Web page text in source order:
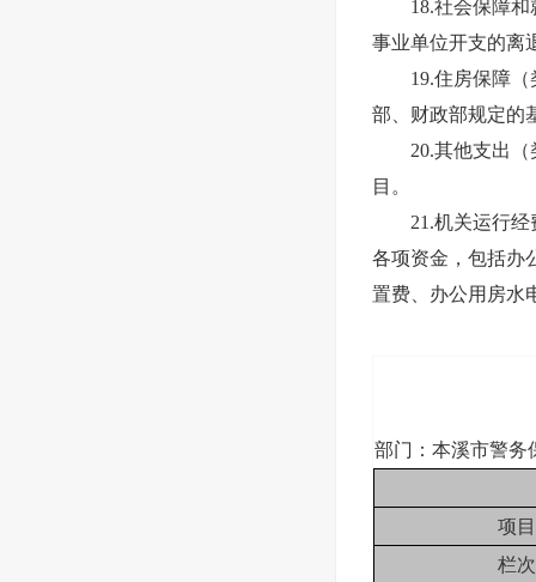
18.社会保障和就
事业单位开支的离
19.住房保障（类
部、财政部规定的
20.其他支出（类
目。
21.机关运行经费
各项资金，包括办
置费、办公用房水
部门：本溪市警务
项目
栏次